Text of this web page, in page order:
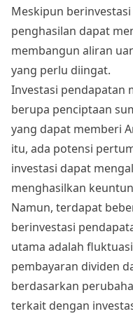
Meskipun
penghasilan dapat
membangun aliran
yang perlu diingat.
Investasi pendapatan
berupa penciptaan
yang dapat memberi
itu, ada potensi
investasi dapat
menghasilkan
Namun, terdapat
berinvestasi
utama adalah
pembayaran dividen
berdasarkan
terkait dengan